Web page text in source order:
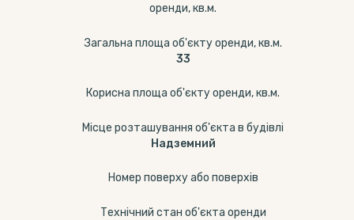
оренди, кв.м.
Загальна площа об'єкту оренди, кв.м.
33
Корисна площа об'єкту оренди, кв.м.
Місце розташування об'єкта в будівлі
Надземний
Номер поверху або поверхів
Технічний стан об'єкта оренди